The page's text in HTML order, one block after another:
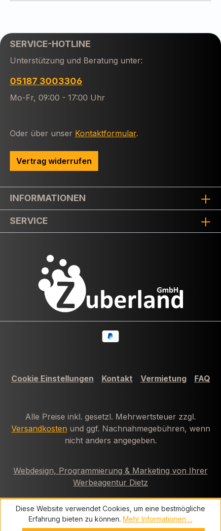
SERVICE-HOTLINE
Unterstützung und Beratung unter:
05187 3003306
Mo-Fr, 09:00 - 17:00 Uhr
Oder über unser Kontaktformular.
Vertrag widerrufen
INFORMATIONEN
SERVICE
Cookie Einstellungen Kontakt Vermietung FAQ
Alle Preise inkl. gesetzl. Mehrwertsteuer zzgl.
Versandkosten und ggf. Nachnahmegebühren, wenn
nicht anders angegeben.
Webdesign, Programmierung & Marketing von Ihrer
Werbeagentur Dietz
Diese Website verwendet Cookies, um eine bestmögliche
Erfahrung bieten zu können. Mehr Informationen ...